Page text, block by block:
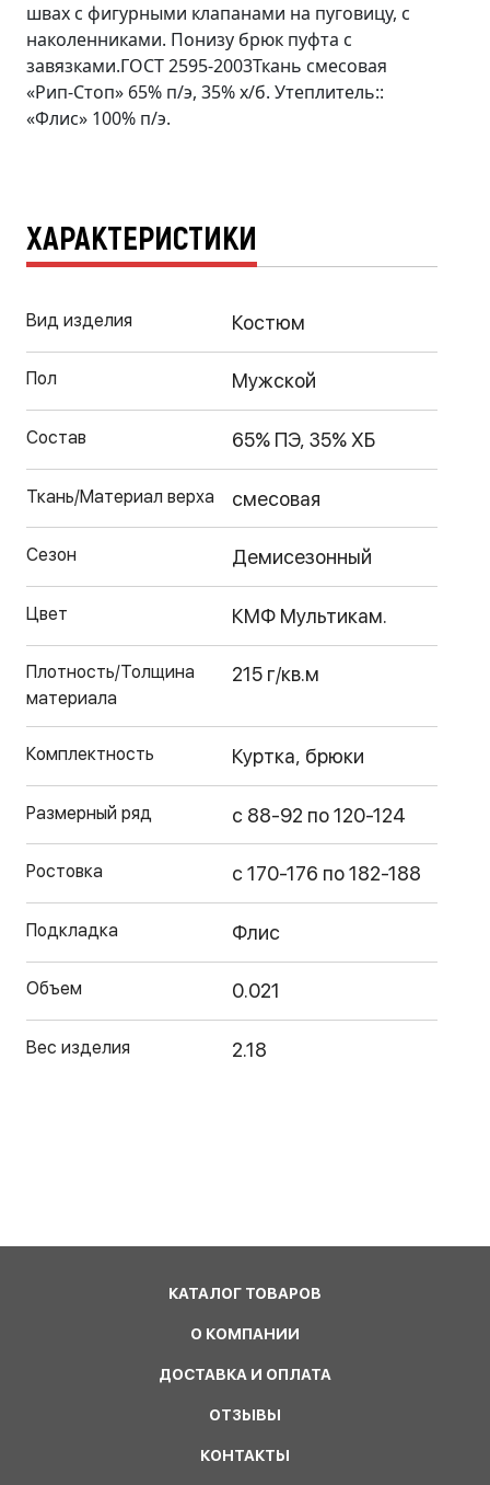
швах с фигурными клапанами на пуговицу, с
наколенниками. Понизу брюк пуфта с
завязками.ГОСТ 2595-2003Ткань смесовая
«Рип-Стоп» 65% п/э, 35% х/б. Утеплитель::
«Флис» 100% п/э.
ХАРАКТЕРИСТИКИ
Вид изделия Костюм
Пол Мужской
Состав 65% ПЭ, 35% ХБ
Ткань/Материал верха смесовая
Сезон Демисезонный
Цвет КМФ Мультикам.
Плотность/Толщина
материала
215 г/кв.м
Комплектность Куртка, брюки
Размерный ряд с 88-92 по 120-124
Ростовка с 170-176 по 182-188
Подкладка Флис
Объем 0.021
Вес изделия 2.18
КАТАЛОГ ТОВАРОВ
О КОМПАНИИ
ДОСТАВКА И ОПЛАТА
ОТЗЫВЫ
КОНТАКТЫ